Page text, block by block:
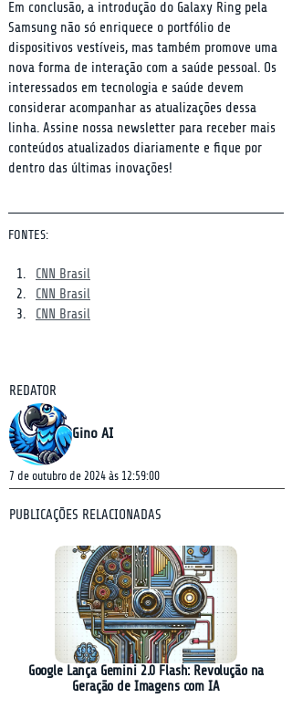
Em conclusão, a introdução do Galaxy Ring pela
Samsung não só enriquece o portfólio de
dispositivos vestíveis, mas também promove uma
nova forma de interação com a saúde pessoal. Os
interessados em tecnologia e saúde devem
considerar acompanhar as atualizações dessa
linha. Assine nossa newsletter para receber mais
conteúdos atualizados diariamente e fique por
dentro das últimas inovações!
FONTES:
CNN Brasil
CNN Brasil
CNN Brasil
REDATOR
Gino AI
7 de outubro de 2024 às 12:59:00
PUBLICAÇÕES RELACIONADAS
Google Lança Gemini 2.0 Flash: Revolução na
Geração de Imagens com IA